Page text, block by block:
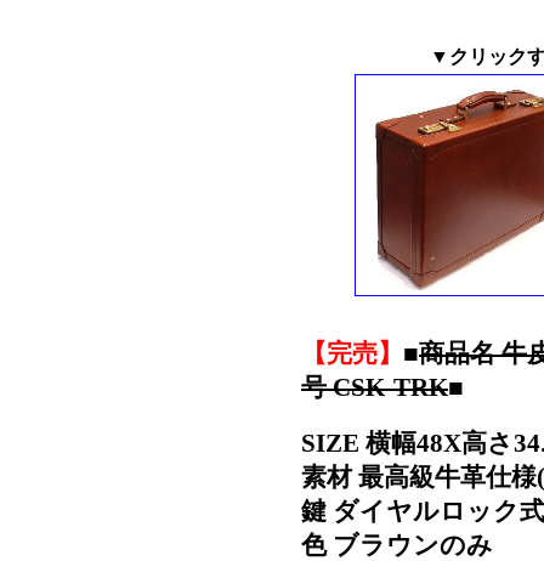
▼クリック
【完売】 ■商品名 牛
号 CSK-TRK■
SIZE 横幅48X高さ
素材 最高級牛革仕様
鍵 ダイヤルロック式
色 ブラウンのみ